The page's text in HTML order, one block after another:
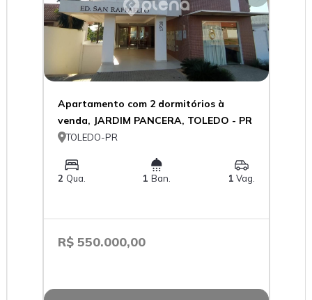
Apartamento com 2 dormitórios à
venda, JARDIM PANCERA, TOLEDO - PR
TOLEDO-PR
2 Qua. 1Ban. 1 Vag.
R$ 550.000,00